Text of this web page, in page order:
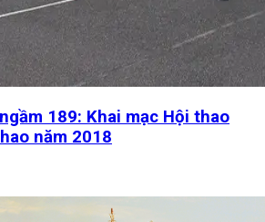
189: Khai mạc Hội thao
năm 2018